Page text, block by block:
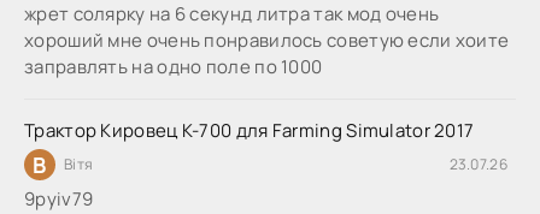
жрет солярку на 6 секунд литра так мод очень
хороший мне очень понравилось советую если хоите
заправлять на одно поле по 1000
Трактор Кировец К-700 для Farming Simulator 2017
В Вітя 23.07.26
9руіv79